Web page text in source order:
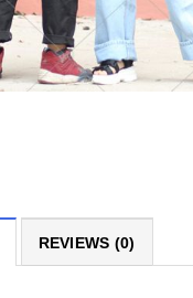
REVIEWS (0)